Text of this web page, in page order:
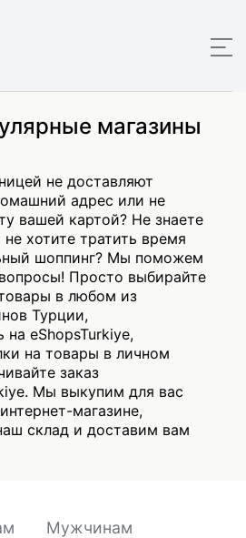
магазины
не доставляют
адрес или не
вашей картой? Не знаете
хотите тратить время
шоппинг? Мы поможем
Просто выбирайте
в любом из
Турции,
на eShopsTurkiye,
на товары в личном
заказ
Мы выкупим для вас
магазине,
склад и доставим вам
Мужчинам